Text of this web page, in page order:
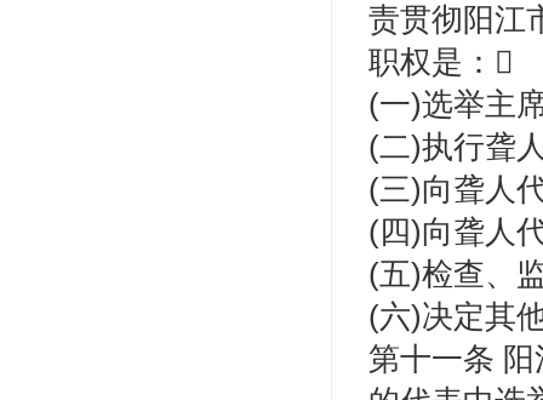
责贯彻阳江
职权是：
(一)选举主
(二)执行聋
(三)向聋人
(四)向聋人
(五)检查、
(六)决定其
第十一条